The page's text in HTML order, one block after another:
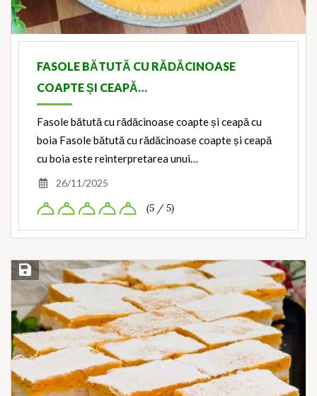
FASOLE BĂTUTĂ CU RĂDĂCINOASE
COAPTE ȘI CEAPĂ…
Fasole bătută cu rădăcinoase coapte și ceapă cu
boia Fasole bătută cu rădăcinoase coapte și ceapă
cu boia este reinterpretarea unui…
26/11/2025
(5 / 5)
Save Recipe